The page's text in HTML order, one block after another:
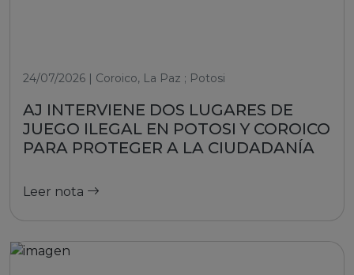
24/07/2026 | Coroico, La Paz ; Potosi
AJ INTERVIENE DOS LUGARES DE
JUEGO ILEGAL EN POTOSI Y COROICO
PARA PROTEGER A LA CIUDADANÍA
Leer nota